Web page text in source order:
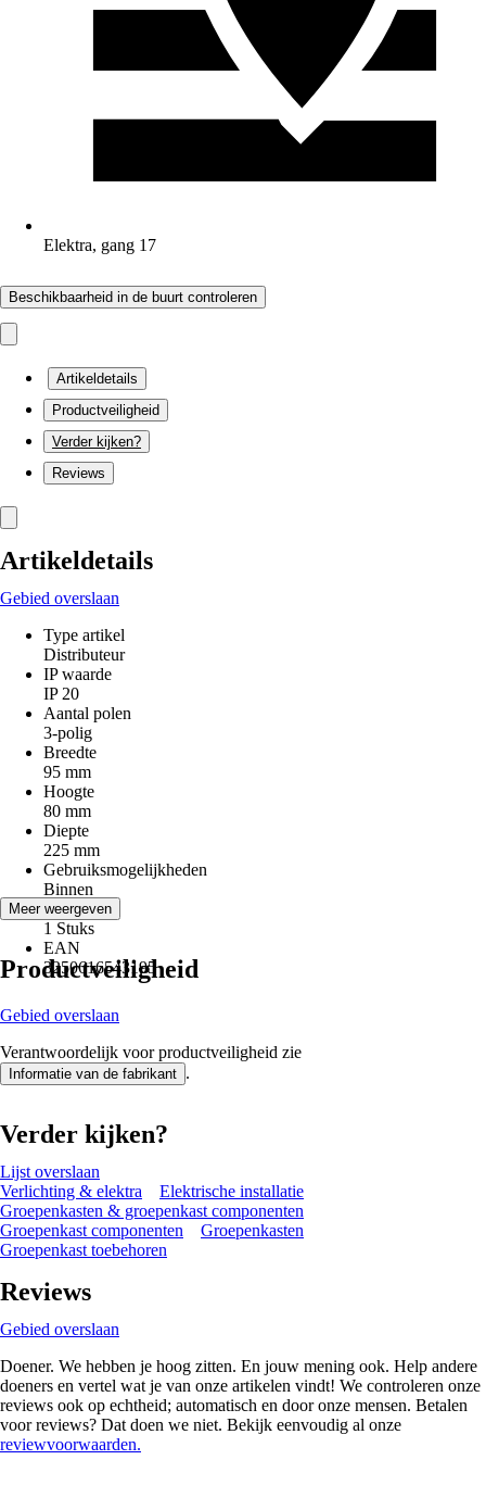
Elektra, gang 17
Beschikbaarheid in de buurt controleren
Artikeldetails
Productveiligheid
Verder kijken?
Reviews
Artikeldetails
Gebied overslaan
Type artikel
Distributeur
IP waarde
IP 20
Aantal polen
3-polig
Breedte
95 mm
Hoogte
80 mm
Diepte
225 mm
Gebruiksmogelijkheden
Binnen
Aantal
1 Stuks
EAN
3250616543195
Meer weergeven
Productveiligheid
Gebied overslaan
Verantwoordelijk voor productveiligheid zie
Informatie van de fabrikant .
Verder kijken?
Lijst overslaan
Verlichting & elektra
Elektrische installatie
Groepenkasten & groepenkast componenten
Groepenkast componenten
Groepenkasten
Groepenkast toebehoren
Reviews
Gebied overslaan
Doener. We hebben je hoog zitten. En jouw mening ook. Help andere
doeners en vertel wat je van onze artikelen vindt! We controleren onze
reviews ook op echtheid; automatisch en door onze mensen. Betalen
voor reviews? Dat doen we niet. Bekijk eenvoudig al onze
reviewvoorwaarden.